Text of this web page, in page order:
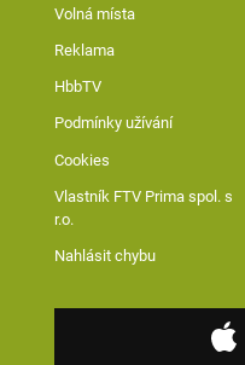
Volná místa
Reklama
HbbTV
Podmínky užívání
Cookies
Vlastník FTV Prima spol. s
r.o.
Nahlásit chybu